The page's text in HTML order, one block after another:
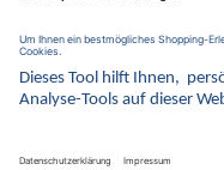
Wissenswertes
Kontakt